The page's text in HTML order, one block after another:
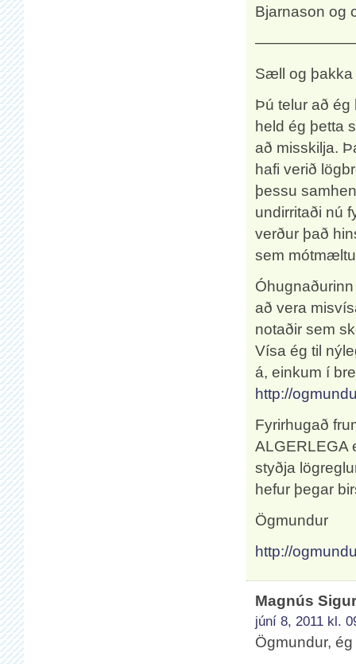
Bjarnason og
Sæll og þakka
Þú telur að ég
held ég þetta
að misskilja.
hafi verið
þessu
undirritaði nú
verður það
sem
að vera
notaðir sem
Vísa ég til
á, einkum í
http://
Fyrirhugað
ALGERLEGA
styðja
hefur þegar
Ögmundur
http://
Magnús
júní 8, 2011 kl.
Ögmundur,